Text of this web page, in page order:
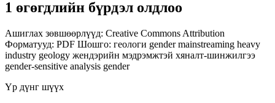
1 өгөгдлийн бүрдэл олдлоо
Ашиглах зөвшөөрлүүд: Creative Commons Attribution
Форматууд: PDF Шошго: геологи gender mainstreaming heavy
industry geology жендэрийн мэдрэмжтэй хяналт-шинжилгээ
gender-sensitive analysis gender
Үр дүнг шүүх